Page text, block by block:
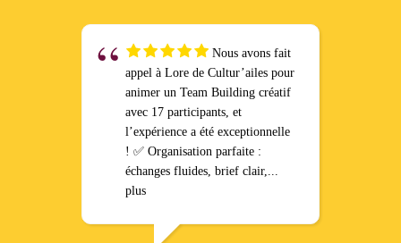
Nous avons fait
appel à Lore de Cultur’ailes pour
animer un Team Building créatif
avec 17 participants, et
l’expérience a été exceptionnelle
! ✅ Organisation parfaite :
échanges fluides, brief clair,
plus